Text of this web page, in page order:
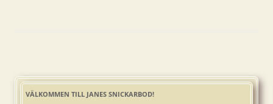
VÄLKOMMEN TILL JANES SNICKARBOD!